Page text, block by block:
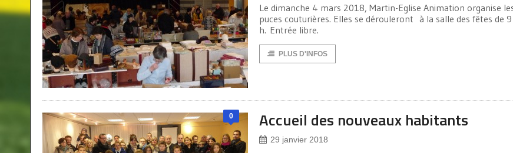
Le dimanche 4 mars 2018, Martin-Eglise Animation organise
puces couturières. Elles se dérouleront à la salle des fêtes de
h. Entrée libre.
PLUS D'INFOS
0 Accueil des nouveaux habitants
29 janvier 2018